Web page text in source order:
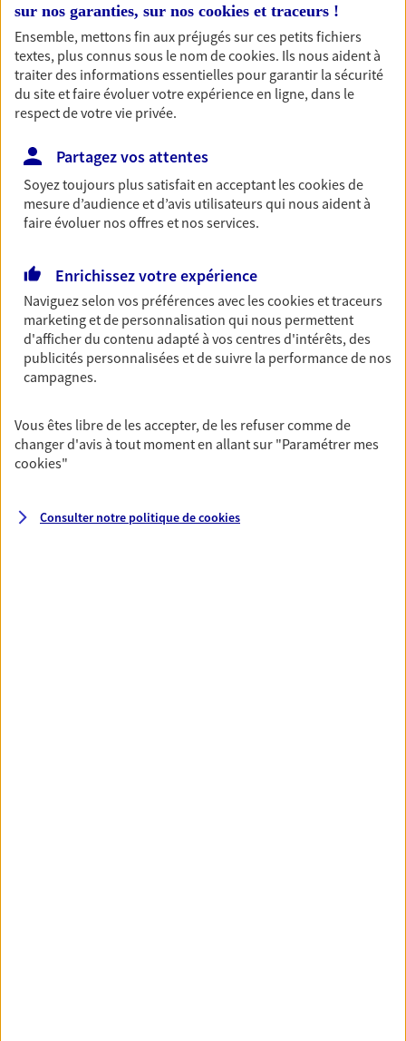
Garantie Accidents de la Vie
Bricoleuse, féru de jardinage, pâtissier en herbe
ou grande lectrice… personne n'est à l'abri d'un
accident du quotidien. Avec Ma Protection
Accident, protégez votre qualité de vie et vos
Découvrir l'offre Garantie Accidents de la Vie
OBTENIR UN TARIF EN LIGNE
Multirisque Entreprise
Gagnez en simplicité et en sérénité avec votre
assurance multirisque entreprise. Un contrat
unique pour protéger vos locaux, matériels pro,
équipements et stocks… sans oublier votre
responsabilité civile.
DEMANDER UN DEVIS
VOIR TOUTES NOS OFFRES
sur nos garanties, sur nos cookies et traceurs !
Ensemble, mettons fin aux préjugés sur ces petits fichiers
textes, plus connus sous le nom decookies. Ils nous aident à
traiter des informations essentielles pour garantir la sécurité
du site et faire évoluer votre expérience en ligne, dans le
respect de votre vie privée.
Partagez vos attentes
Soyez toujours plus satisfait en acceptant lescookiesde
mesure d’audience et d’avis utilisateurs qui nous aident à
faire évoluer nos offres et nos services.
Enrichissez votre expérience
Naviguez selon vos préférences avec lescookies et traceurs
marketing et de personnalisation qui nous permettent
d'afficher du contenu adapté à vos centres d'intérêts, des
publicités personnalisées et de suivre la performance de nos
campagnes.
Vous êtes libre de les accepter, de les refuser comme de
changer d'avis à tout moment en allant sur "Paramétrer mes
cookies"
Consulter notre politique decookies